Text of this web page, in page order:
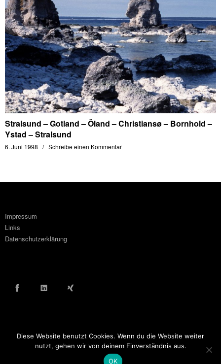
Stralsund – Gotland – Öland – Christiansø – Bornhold –
Ystad – Stralsund
6. Juni 1998 Schreibe einen Kommentar
Impressum
Links
Datenschutzerklärung
© COPYRIGHT WOLF ORTLINGHAUS 2016
Diese Website benutzt Cookies. Wenn du die Website weiter
nutzt, gehen wir von deinem Einverständnis aus.
OK